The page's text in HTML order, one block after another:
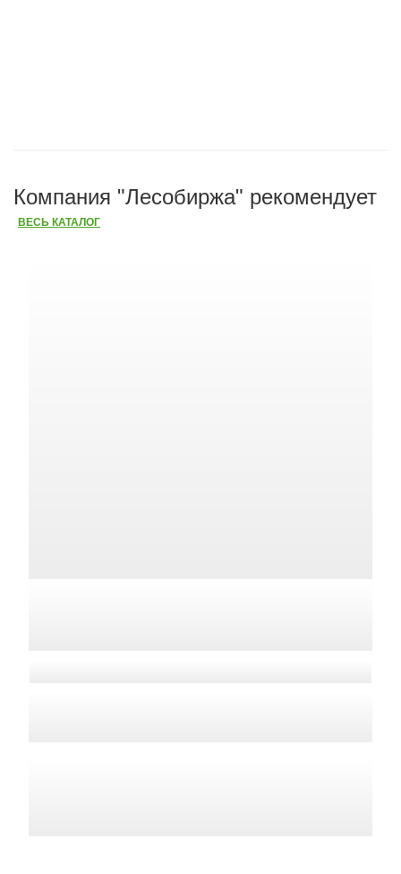
Компания "Лесобиржа" рекомендует
ВЕСЬ КАТАЛОГ